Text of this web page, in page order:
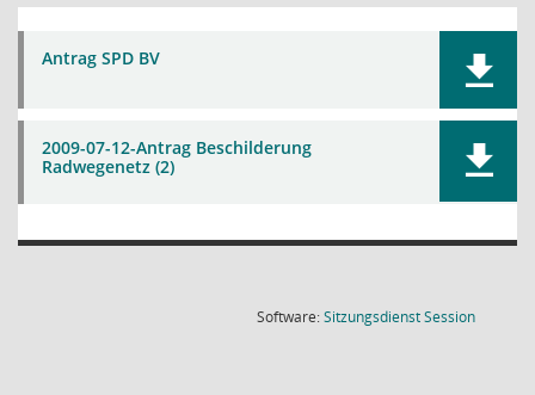
Antrag SPD BV
2009-07-12-Antrag Beschilderung
Radwegenetz (2)
Software:SitzungsdienstSession(Wird in